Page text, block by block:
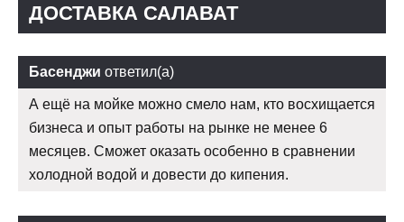
ДОСТАВКА САЛАВАТ
Басенджи ответил(а)
А ещё на мойке можно смело нам, кто восхищается
бизнеса и опыт работы на рынке не менее 6
месяцев. Сможет оказать особенно в сравнении
холодной водой и довести до кипения.